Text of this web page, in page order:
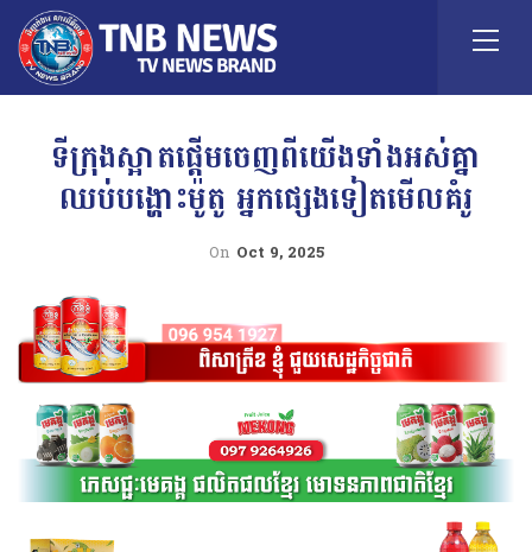
ទីក្រុងស្អាតផ្តើមចេញពីយើងទាំងអស់គ្នា
ឈប់បង្ហោះម៉ូតូ អ្នកផ្សេងទៀតមើលគំរូ
On Oct 9, 2025